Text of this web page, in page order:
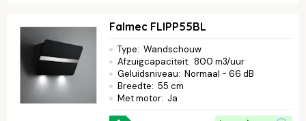
Falmec FLIPP55BL
Type: Wandschouw
Afzuigcapaciteit: 800 m3/uur
Geluidsniveau: Normaal - 66 dB
Breedte: 55 cm
Met motor: Ja